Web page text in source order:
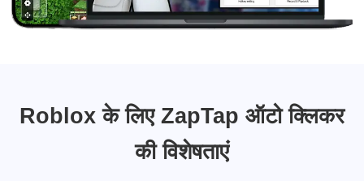
Roblox के लिए ZapTap ऑटो क्लिकर
की विशेषताएं